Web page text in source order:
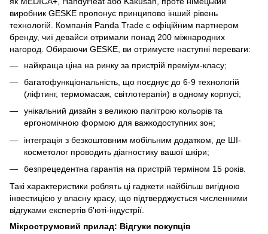
виробник GESKE пропонує принципово інший рівень
технологій. Компанія Panda Trade є офіційним партнером
бренду, чиї девайси отримали понад 200 міжнародних
нагород. Обираючи GESKE, ви отримуєте наступні переваги:
найкраща ціна на ринку за пристрій преміум-класу;
багатофункціональність, що поєднує до 6-9 технологій
(ліфтинг, термомасаж, світлотерапія) в одному корпусі;
унікальний дизайн з великою палітрою кольорів та
ергономічною формою для важкодоступних зон;
інтеграція з безкоштовним мобільним додатком, де ШІ-
косметолог проводить діагностику вашої шкіри;
безпрецедентна гарантія на пристрій терміном 15 років.
Такі характеристики роблять ці гаджети найбільш вигідною
інвестицією у власну красу, що підтверджується численними
відгуками експертів б'юті-індустрії.
Мікрострумовий прилад: Відгуки покупців